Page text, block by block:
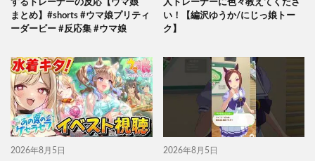
するトレーナーの反応【ウマ娘
まとめ】#shorts #ウマ娘プリティ
ーダービー #反応集 #ウマ娘
人トレーナーに色々教えてくださ
い！【編沢ゆうか/にじっ娘トー
ク】
2026年8月5日 2026年8月5日